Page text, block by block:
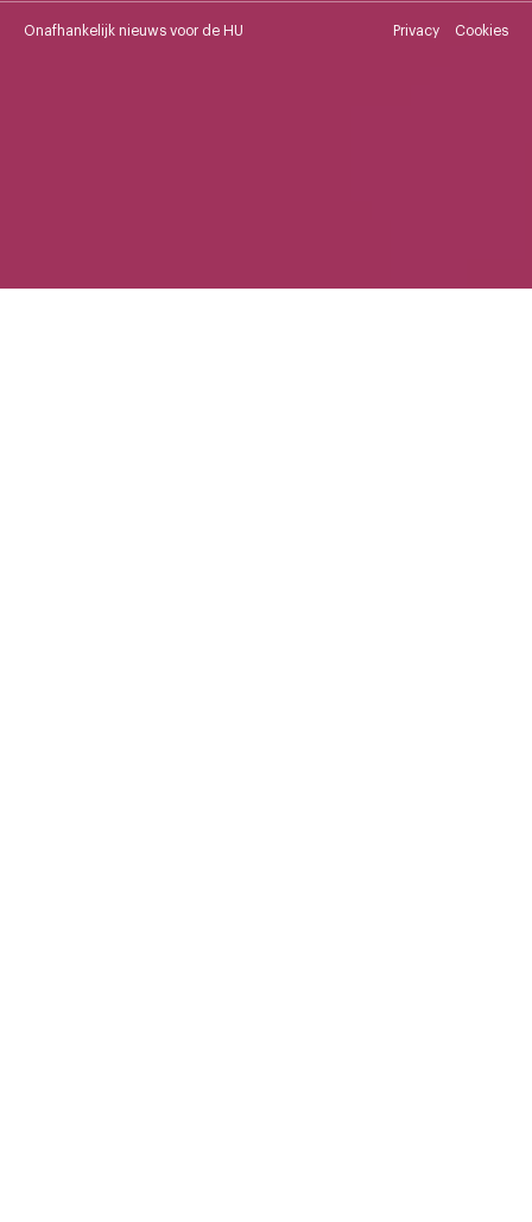
Onafhankelijk nieuws voor de HU Privacy Cookies